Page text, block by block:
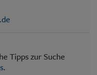
Tipps zur Suche
.